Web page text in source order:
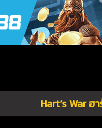
Hart’s War